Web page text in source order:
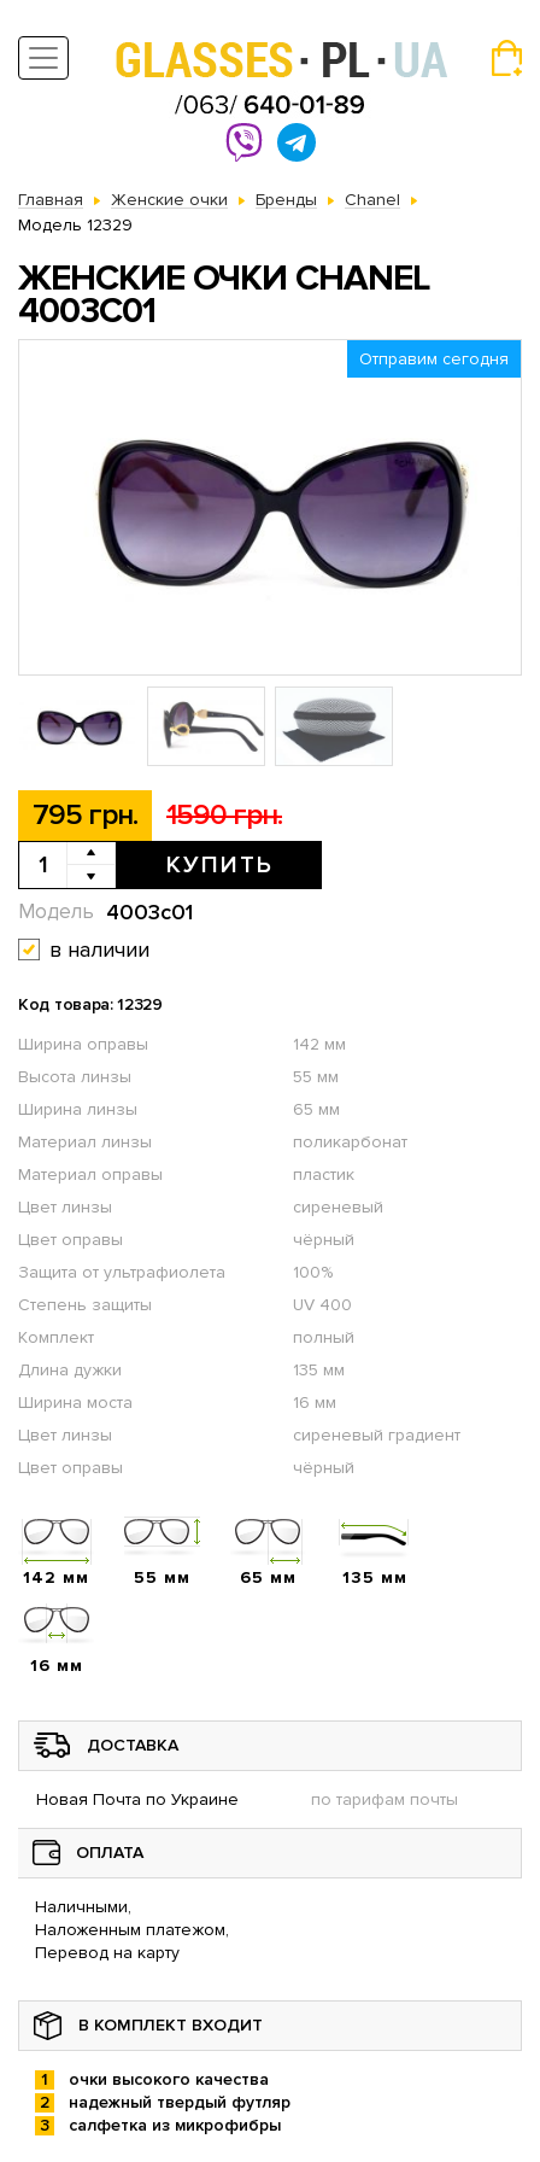
Главная Женские очки Бренды
Chanel
Модель 12329
ЖЕНСКИЕ ОЧКИ CHANEL
4003С01
Отправим сегодня
795 грн. 1590 грн.
КУПИТЬ
4003с01
Модель
в наличии
Код товара: 12329
Ширина оправы
142 мм
Высота линзы
55 мм
Ширина линзы
65 мм
Материал линзы
поликарбонат
Материал оправы
пластик
Цвет линзы
сиреневый
Цвет оправы
чёрный
Защита от ультрафиолета
100%
Степень защиты
UV 400
Комплект
полный
Длина дужки
135 мм
Ширина моста
16 мм
Цвет линзы
сиреневый градиент
Цвет оправы
чёрный
142 мм 55 мм 65 мм 135 мм
16 мм
ДОСТАВКА
Новая Почта по Украине по тарифам почты
ОПЛАТА
Наличными,
Наложенным платежом,
Перевод на карту
В КОМПЛЕКТ ВХОДИТ
очки высокого качества
надежный твердый футляр
салфетка из микрофибры